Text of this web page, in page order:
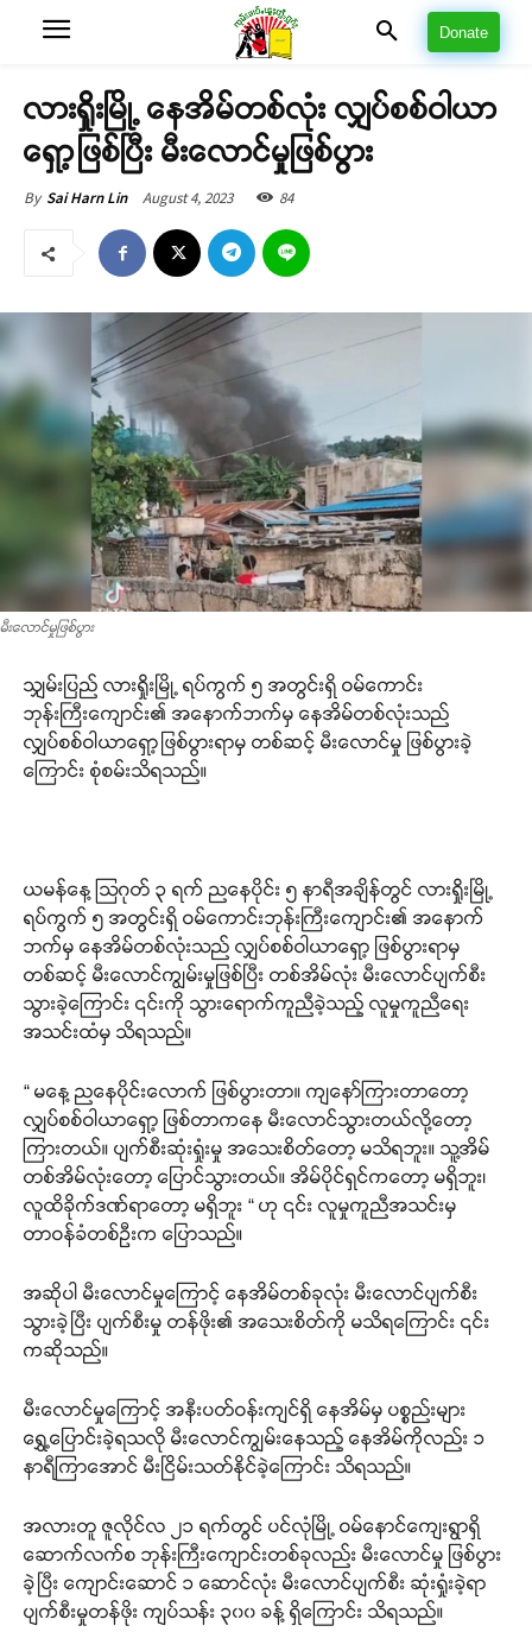
Donate
လားရှိုးမြို့ နေအိမ်တစ်လုံး လျှပ်စစ်ဝါယာ
ရှော့ဖြစ်ပြီး မီးလောင်မှုဖြစ်ပွား
By Sai Harn Lin August 4, 2023 84
မီးလောင်မှုဖြစ်ပွား
သျှမ်းပြည် လားရှိုးမြို့ ရပ်ကွက် ၅ အတွင်းရှိ ဝမ်ကောင်း
ဘုန်းကြီးကျောင်း၏ အနောက်ဘက်မှ နေအိမ်တစ်လုံးသည်
လျှပ်စစ်ဝါယာရှော့ဖြစ်ပွားရာမှ တစ်ဆင့် မီးလောင်မှု ဖြစ်ပွားခဲ့
ကြောင်း စုံစမ်းသိရသည်။
ယမန်နေ့ သြဂုတ် ၃ ရက် ညနေပိုင်း ၅ နာရီအချိန်တွင် လားရှိုးမြို့
ရပ်ကွက် ၅ အတွင်းရှိ ဝမ်ကောင်းဘုန်းကြီးကျောင်း၏ အနောက်
ဘက်မှ နေအိမ်တစ်လုံးသည် လျှပ်စစ်ဝါယာရှော့ ဖြစ်ပွားရာမှ
တစ်ဆင့် မီးလောင်ကျွမ်းမှုဖြစ်ပြီး တစ်အိမ်လုံး မီးလောင်ပျက်စီး
သွားခဲ့ကြောင်း ၎င်းကို သွားရောက်ကူညီခဲ့သည့် လူမှုကူညီရေး
အသင်းထံမှ သိရသည်။
“ မနေ့ ညနေပိုင်းလောက် ဖြစ်ပွားတာ။ ကျနော်ကြားတာတော့
လျှပ်စစ်ဝါယာရှော့ ဖြစ်တာကနေ မီးလောင်သွားတယ်လို့တော့
ကြားတယ်။ ပျက်စီးဆုံးရှုံးမှု အသေးစိတ်တော့ မသိရဘူး။ သူ့အိမ်
တစ်အိမ်လုံးတော့ ပြောင်သွားတယ်။ အိမ်ပိုင်ရှင်ကတော့ မရှိဘူး၊
လူထိခိုက်ဒဏ်ရာတော့ မရှိဘူး “ ဟု ၎င်း လူမှုကူညီအသင်းမှ
တာဝန်ခံတစ်ဦးက ပြောသည်။
အဆိုပါ မီးလောင်မှုကြောင့် နေအိမ်တစ်ခုလုံး မီးလောင်ပျက်စီး
သွားခဲ့ပြီး ပျက်စီးမှု တန်ဖိုး၏ အသေးစိတ်ကို မသိရကြောင်း ၎င်း
ကဆိုသည်။
မီးလောင်မှုကြောင့် အနီးပတ်ဝန်းကျင်ရှိ နေအိမ်မှ ပစ္စည်းများ
ရွှေ့ပြောင်းခဲ့ရသလို မီးလောင်ကျွမ်းနေသည့် နေအိမ်ကိုလည်း ၁
နာရီကြာအောင် မီးငြိမ်းသတ်နိုင်ခဲ့ကြောင်း သိရသည်။
အလားတူ ဇူလိုင်လ ၂၁ ရက်တွင် ပင်လုံမြို့ ဝမ်နောင်ကျေးရွာရှိ
ဆောက်လက်စ ဘုန်းကြီးကျောင်းတစ်ခုလည်း မီးလောင်မှု ဖြစ်ပွား
ခဲ့ပြီး ကျောင်းဆောင် ၁ ဆောင်လုံး မီးလောင်ပျက်စီး ဆုံးရှုံးခဲ့ရာ
ပျက်စီးမှုတန်ဖိုး ကျပ်သန်း ၃၀၀ ခန့် ရှိကြောင်း သိရသည်။